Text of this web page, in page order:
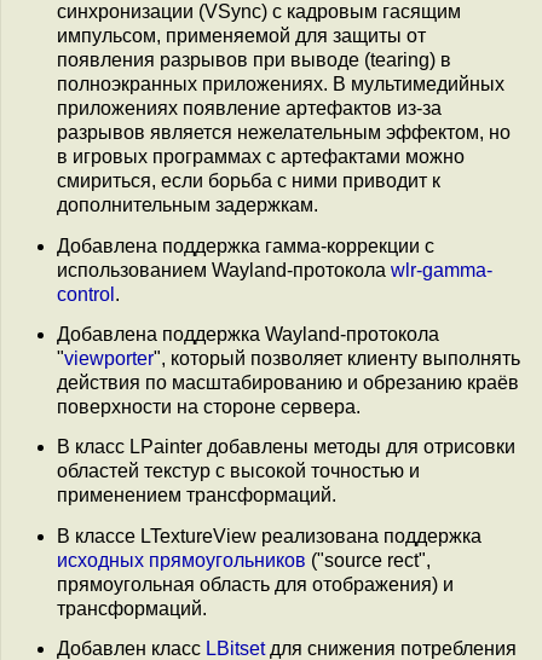
синхронизации (VSync) с кадровым гасящим
импульсом, применяемой для защиты от
появления разрывов при выводе (tearing) в
полноэкранных приложениях. В мультимедийных
приложениях появление артефактов из-за
разрывов является нежелательным эффектом, но
в игровых программах с артефактами можно
смириться, если борьба с ними приводит к
дополнительным задержкам.
Добавлена поддержка гамма-коррекции с
использованием Wayland-протокола wlr-gamma-
control .
Добавлена поддержка Wayland-протокола
"viewporter", который позволяет клиенту выполнять
действия по масштабированию и обрезанию краёв
поверхности на стороне сервера.
В класс LPainter добавлены методы для отрисовки
областей текстур с высокой точностью и
применением трансформаций.
В классе LTextureView реализована поддержка
исходных прямоугольников ("source rect",
прямоугольная область для отображения) и
трансформаций.
Добавлен класс LBitsetдля снижения потребления